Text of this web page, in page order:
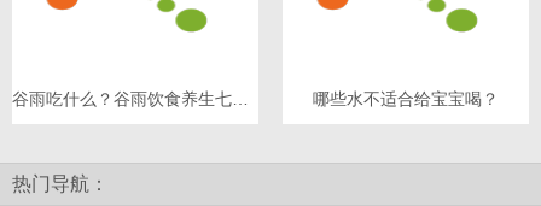
谷雨吃什么？谷雨饮食养生七原则 哪些水不适合给宝宝喝？
热门导航：